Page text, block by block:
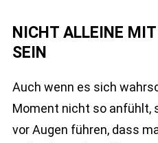
NICHT ALLEINE
SEIN
Auch wenn es sich
Moment nicht so anfühlt,
vor Augen führen, dass